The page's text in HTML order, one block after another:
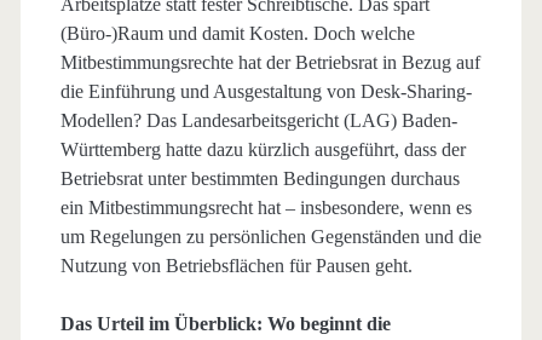
(Büro-)Raum und damit Kosten. Doch welche
Mitbestimmungsrechte hat der Betriebsrat in Bezug auf
die Einführung und Ausgestaltung von Desk-Sharing-
Modellen? Das Landesarbeitsgericht (LAG) Baden-
Württemberg hatte dazu kürzlich ausgeführt, dass der
Betriebsrat unter bestimmten Bedingungen durchaus
ein Mitbestimmungsrecht hat – insbesondere, wenn es
um Regelungen zu persönlichen Gegenständen und die
Nutzung von Betriebsflächen für Pausen geht.
Das Urteil im Überblick: Wo beginnt die